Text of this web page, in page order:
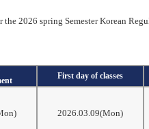
2026 spring Semester Korean
First day of classes
2026.03.09(Mon)